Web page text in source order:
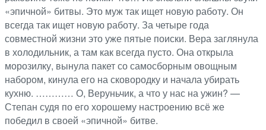
«эпичной» битвы. Это муж так ищет новую работу. Он
всегда так ищет новую работу. За четыре года
совместной жизни это уже пятые поиски. Вера заглянула
в холодильник, а там как всегда пусто. Она открыла
морозилку, вынула пакет со самосборным овощным
набором, кинула его на сковородку и начала убирать
кухню. ………… О, Веруньчик, а что у нас на ужин? —
Степан судя по его хорошему настроению всё же
победил в своей «эпичной» битве.